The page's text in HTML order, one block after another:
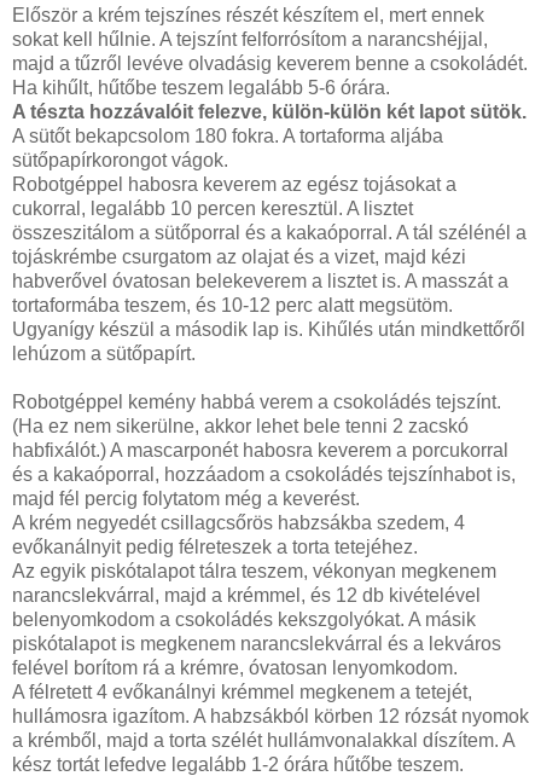
Először a krém tejszínes részét készítem el, mert ennek
sokat kell hűlnie. A tejszínt felforrósítom a narancshéjjal,
majd a tűzről levéve olvadásig keverem benne a csokoládét.
Ha kihűlt, hűtőbe teszem legalább 5-6 órára.
A tészta hozzávalóit felezve, külön-külön két lapot sütök.
A sütőt bekapcsolom 180 fokra. A tortaforma aljába
sütőpapírkorongot vágok.
Robotgéppel habosra keverem az egész tojásokat a
cukorral, legalább 10 percen keresztül. A lisztet
összeszitálom a sütőporral és a kakaóporral. A tál szélénél a
tojáskrémbe csurgatom az olajat és a vizet, majd kézi
habverővel óvatosan belekeverem a lisztet is. A masszát a
tortaformába teszem, és 10-12 perc alatt megsütöm.
Ugyanígy készül a második lap is. Kihűlés után mindkettőről
lehúzom a sütőpapírt.
Robotgéppel kemény habbá verem a csokoládés tejszínt.
(Ha ez nem sikerülne, akkor lehet bele tenni 2 zacskó
habfixálót.) A mascarponét habosra keverem a porcukorral
és a kakaóporral, hozzáadom a csokoládés tejszínhabot is,
majd fél percig folytatom még a keverést.
A krém negyedét csillagcsőrös habzsákba szedem, 4
evőkanálnyit pedig félreteszek a torta tetejéhez.
Az egyik piskótalapot tálra teszem, vékonyan megkenem
narancslekvárral, majd a krémmel, és 12 db kivételével
belenyomkodom a csokoládés kekszgolyókat. A másik
piskótalapot is megkenem narancslekvárral és a lekváros
felével borítom rá a krémre, óvatosan lenyomkodom.
A félretett 4 evőkanálnyi krémmel megkenem a tetejét,
hullámosra igazítom. A habzsákból körben 12 rózsát nyomok
a krémből, majd a torta szélét hullámvonalakkal díszítem. A
kész tortát lefedve legalább 1-2 órára hűtőbe teszem.